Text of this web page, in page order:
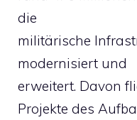
die
militärische
modernisiert und
erweitert. Davon
Projekte des